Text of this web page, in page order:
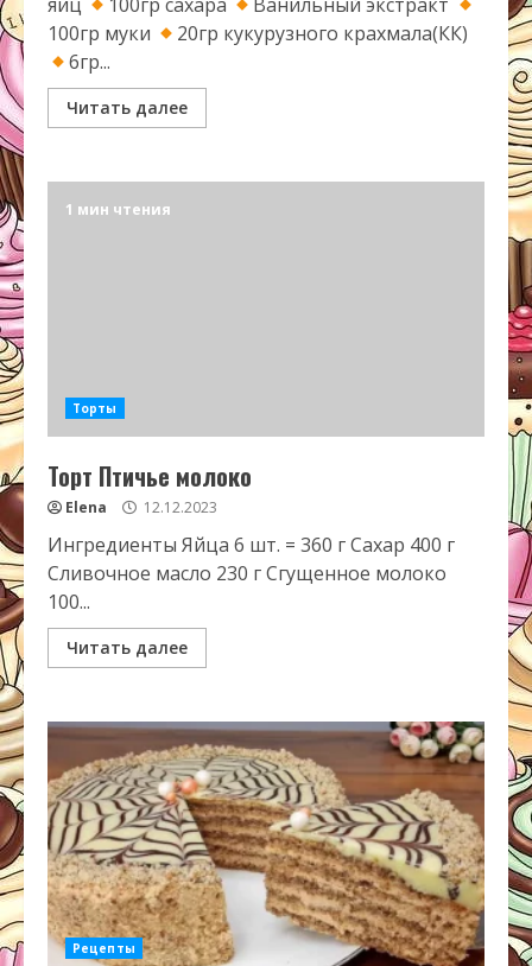
100гр муки
20гр кукурузного крахмала(КК)
6гр...
Читать далее
1 мин чтения
Торты
Торт Птичье молоко
Elena 12.12.2023
Ингредиенты Яйца 6 шт. = 360 г Сахар 400 г
Сливочное масло 230 г Сгущенное молоко
100...
Читать далее
Рецепты